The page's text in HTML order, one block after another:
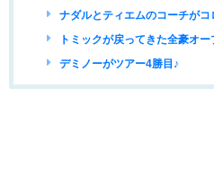
ナダルとティエムのコーチがコ
トミックが戻ってきた全豪オー
デミノーがツアー4勝目♪